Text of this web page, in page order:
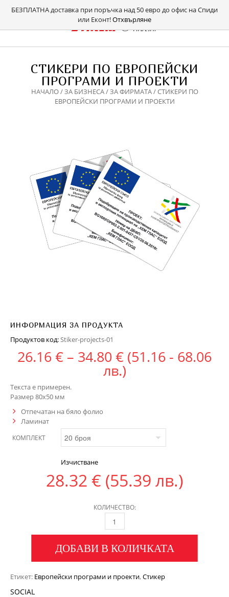
БЕЗПЛАТНА доставка при поръчка над 50 евро до офис на Спиди
или Еконт!Отхвърляне
СТИКЕРИ ПО ЕВРОПЕЙСКИ
ПРОГРАМИ И ПРОЕКТИ
НАЧАЛО/ЗА БИЗНЕСА/ЗА ФИРМАТА/ СТИКЕРИ ПО
ЕВРОПЕЙСКИ ПРОГРАМИ И ПРОЕКТИ
ИНФОРМАЦИЯ ЗА ПРОДУКТА
Продуктов код:Stiker-projects-01
26.16 € – 34.80 € Price range:
(51.16 - 68.06
лв.)
Текста е примерен.
Размер 80х50 мм
Отпечатан на бяло фолио
Ламинат
КОМПЛЕКТ
Изчистване
28.32 € (55.39 лв.)
КОЛИЧЕСТВО:
ДОБАВИ В КОЛИЧКАТА
Етикет: Европейски програми и проекти,Стикер
SOCIAL